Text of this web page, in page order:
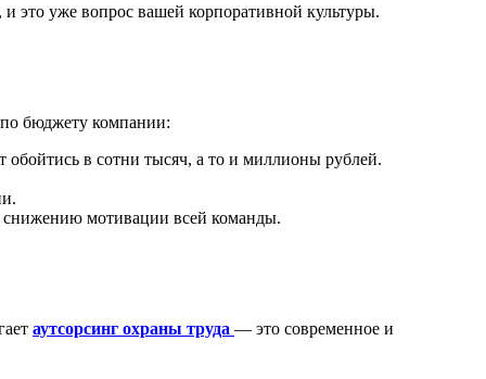
и это уже вопрос вашей корпоративной культуры.
по бюджету компании:
в сотни тысяч, а то и миллионы рублей.
снижению мотивации всей команды.
аутсорсинг охраны труда — это современное и